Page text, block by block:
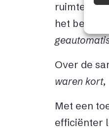
ruimte om
het bedrijf
Over de
waren kort,
Met een
efficiënter